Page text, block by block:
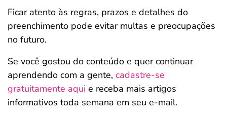
Ficar atento às regras, prazos e detalhes do
preenchimento pode evitar multas e preocupações
no futuro.
Se você gostou do conteúdo e quer continuar
aprendendo com a gente, cadastre-se
gratuitamente aqui e receba mais artigos
informativos toda semana em seu e-mail.